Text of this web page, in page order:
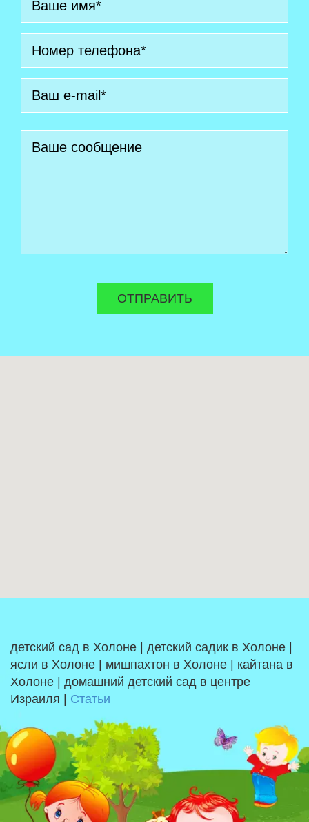
детский сад в Холоне | детский садик в Холоне |
ясли в Холоне | мишпахтон в Холоне | кайтана в
Холоне | домашний детский сад в центре
Израиля | Статьи